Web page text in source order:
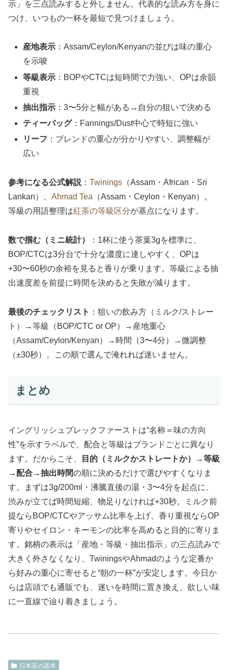
示」を三点読みすると外しません。代表的な読み方を身に
つけ、いつもの一杯を最短で見つけましょう。
産地表示 ：Assam/Ceylon/Kenyanの並びは味の重心
を示唆
等級表示 ：BOPやCTCは短時間で力強い、OPは余韻
重視
抽出指示 ：3〜5分と幅がある→自分の狙いで決める
ティーバッグ：Fannings/Dust中心で時短に強い
リーフ ：ブレンドの重心が分かりやすい、調整幅が
広い
参考になる公式解説： Twinings （Assam・African・Sri
Lankan）、 Ahmad Tea （Assam・Ceylon・Kenyan）。
等級の用語整理は紅茶の等級区分が基点になります。
数で掴む（ミニ統計）
：1杯に使う茶葉3gを標準に、
BOP/CTCは3分台で十分な濃度に達しやすく、OPは
+30〜60秒の余裕を見ると香りが乗ります。等級による抽
出速度差を前提に時間を決めると失敗が減ります。
最後のチェックリスト ：狙いの飲み方（ミルク/ストレー
ト）→等級（BOP/CTC or OP）→産地重心
（Assam/Ceylon/Kenyan）→時間（3〜4分）→微調整
（±30秒）。この順で選んで淹れれば迷いません。
まとめ
イングリッシュブレックファーストは“名称＝味の方向
性”を示すラベルで、配合と等級はブランドごとに異なり
ます。だからこそ、
目的（ミルクかストレートか）→等級
→配合→抽出時間の順に決めるだけで選びやすくなりま
す。まずは3g/200ml・沸騰直後の湯・3〜4分を起点に、
渋みが立てば時間短縮、物足りなければ+30秒。ミルク前
提ならBOP/CTCやアッサム比率を上げ、香り重視ならOP
寄りやセイロン・キーモンの比率を高めると目的に寄りま
す。銘柄の表示は「産地・等級・抽出指示」の三点読みで
大きく外さなくなり、TwiningsやAhmadのような定番か
ら好みの重心に寄せると“朝の一杯”が安定します。今日か
らは店頭でも通販でも、迷いを時間に置き換え、欲しい味
に一直線で辿り着きましょう。
日本茶の基本